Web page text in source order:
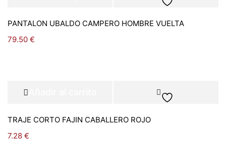
PANTALON UBALDO CAMPERO HOMBRE VUELTA
79.50 €
TRAJE CORTO FAJIN CABALLERO ROJO
7.28 €